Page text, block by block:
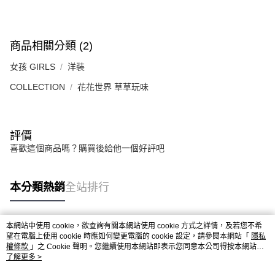
商品相關分類 (2)
女孩 GIRLS 洋裝
COLLECTION 花花世界 草草玩味
評價
喜歡這個商品嗎？購買後給他一個好評吧
本分類熱銷全站排行
熱門標籤
本網站中使用 cookie，欲查詢有關本網站使用 cookie 方式之詳情，及若您不希
望在電腦上使用 cookie 時應如何變更電腦的 cookie 設定，請參閱本網站「 隱私
權條款 」之 Cookie 聲明。您繼續使用本網站即表示您同意本公司得按本網站使
用條款之 Cookie 聲明使用 cookie。
了解更多 >